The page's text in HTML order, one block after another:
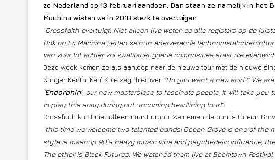
ze Nederland op 13 februari aandoen. Dan staan ze namelijk in het
Machina wisten ze in 2018 sterk te overtuigen.
“Crossfaith overtuigt. Niet alleen live weten ze alle registers op de
Ook op Ex Machina zetten ze hun enerverende
van voor tot achter vol kwalitatief goede composities staat die
Deze week komen ze als aanloop naar de nieuwe tour met de nieuwe
Zanger Kenta ‘Ken’ Koie zegt hierover “Do you want a new acid?” We
‘Endorphin’, our new masterpiece to fascinate people. It will take you
to play this song during out upcoming headlining tour!”.
Crossfaith komt niet alleen naar Europa. Ze nemen de bands Ocean
“this time we welcome two talented bands! Ocean Grove is one of
style is mashup 90’s heavy music vibe and psychedelic influence,
The other is Black Futures. We watched them live at Boomtown